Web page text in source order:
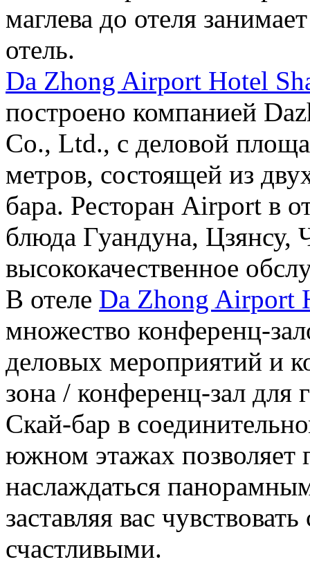
маглева до отеля
отель.
Da Zhong Airport Hotel
построено компанией
Co., Ltd., с деловой
метров, состоящей из
бара. Ресторан Airport в
блюда Гуандуна, Цзянсу,
высококачественное
В отеле Da Zhong Airport
множество конференц-
деловых мероприятий и
зона / конференц-зал
Скай-бар в
южном этажах позволяет
наслаждаться
заставляя вас
счастливыми.